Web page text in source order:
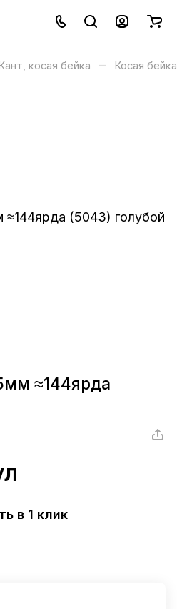
косая бейка – Косая бейка
≈144ярда
в 1 клик